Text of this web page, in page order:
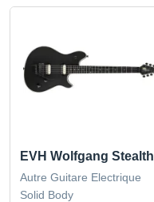
EVH Wolfgang Stealth
Autre Guitare Electrique
Solid Body